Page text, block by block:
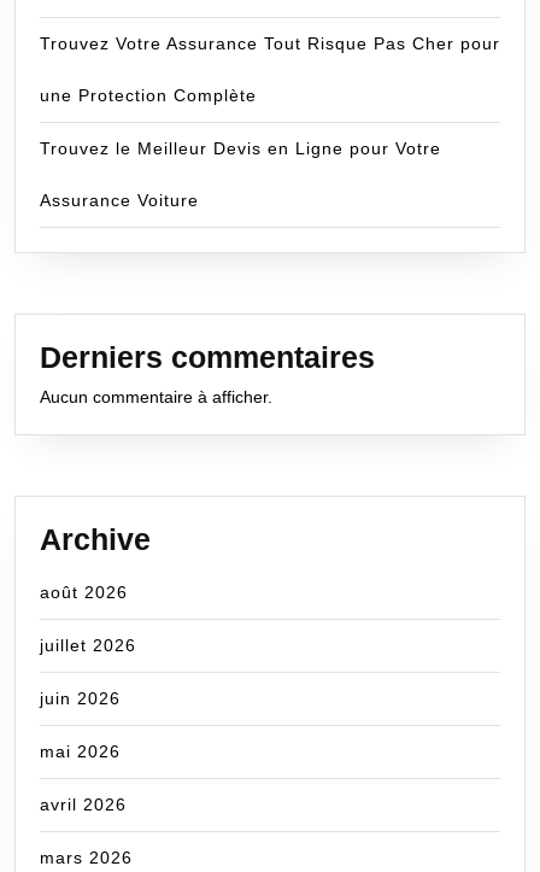
Trouvez Votre Assurance Tout Risque Pas Cher pour
une Protection Complète
Trouvez le Meilleur Devis en Ligne pour Votre
Assurance Voiture
Derniers commentaires
Aucun commentaire à afficher.
Archive
août 2026
juillet 2026
juin 2026
mai 2026
avril 2026
mars 2026